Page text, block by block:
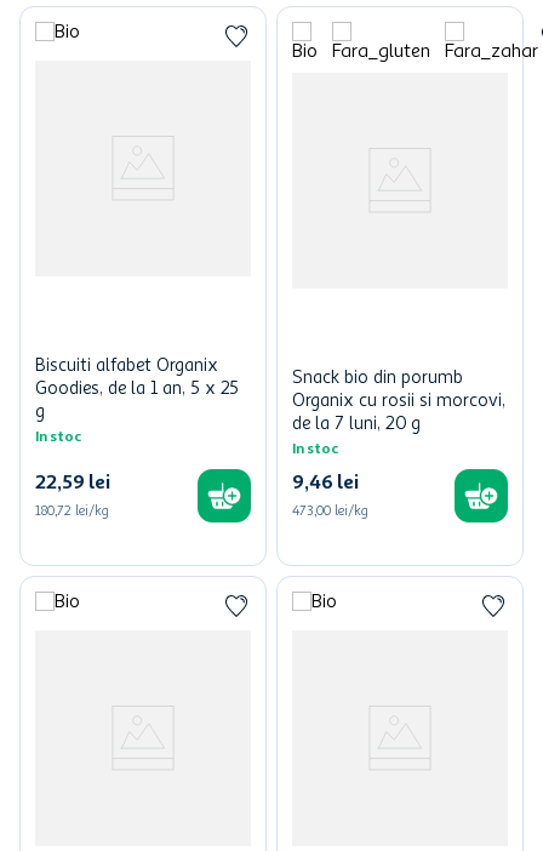
Biscuiti alfabet Organix
Goodies, de la 1 an, 5 x 25
g
In stoc
22,59 lei
180,72 lei/kg
Snack bio din porumb
Organix cu rosii si morcovi,
de la 7 luni, 20 g
In stoc
9,46 lei
473,00 lei/kg